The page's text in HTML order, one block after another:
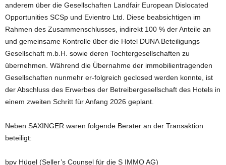
anderem über die Gesellschaften Landfair European Dislocated
Opportunities SCSp und Evientro Ltd. Diese beabsichtigen im
Rahmen des Zusammenschlusses, indirekt 100 % der Anteile an
und gemeinsame Kontrolle über die Hotel DUNA Beteiligungs
Gesellschaft m.b.H. sowie deren Tochtergesellschaften zu
übernehmen. Während die Übernahme der immobilientragenden
Gesellschaften nunmehr er-folgreich geclosed werden konnte, ist
der Abschluss des Erwerbes der Betreibergesellschaft des Hotels in
einem zweiten Schritt für Anfang 2026 geplant.
Neben SAXINGER waren folgende Berater an der Transaktion
beteiligt:
bpv Hügel (Seller’s Counsel für die S IMMO AG)